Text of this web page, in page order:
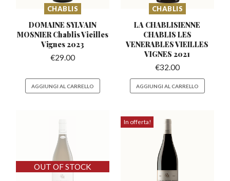
CHABLIS
DOMAINE SYLVAIN
MOSNIER ChablisVieilles
Vignes 2023
€29.00
AGGIUNGI AL CARRELLO
CHABLIS
LA CHABLISIENNE
CHABLIS LES
VENERABLESVIEILLES
VIGNES 2021
€32.00
AGGIUNGI AL CARRELLO
In offerta!